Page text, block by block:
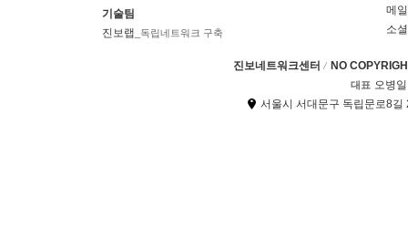
기술팀
진보랩
_독립네트워크 구축
메
소
진보네트워크센터 NO
대표 오병일
서울시 서대문구 독립문로8길